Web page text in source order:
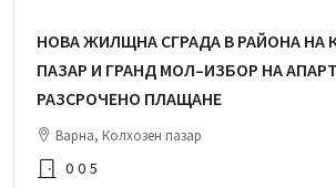
НОВА ЖИЛЩНА СГРАДА В РАЙОНА НА
ПАЗАР И ГРАНД МОЛ–ИЗБОР НА
РАЗСРОЧЕНО ПЛАЩАНЕ
Варна, Колхозен пазар
0 0 5